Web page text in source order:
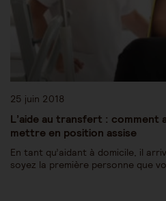
25 juin 2018
L’aide au transfert : comment
mettre en position assise
En tant qu’aidant à domicile, il
soyez la première personne que